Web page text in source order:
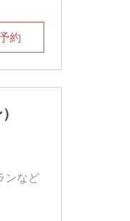
約
ンなど